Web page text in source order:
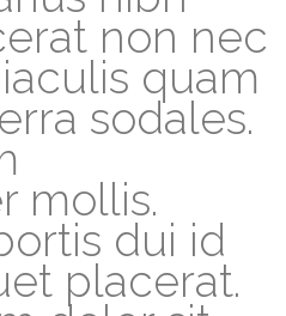
non nec
quam
sodales.
mollis.
dui id
placerat.